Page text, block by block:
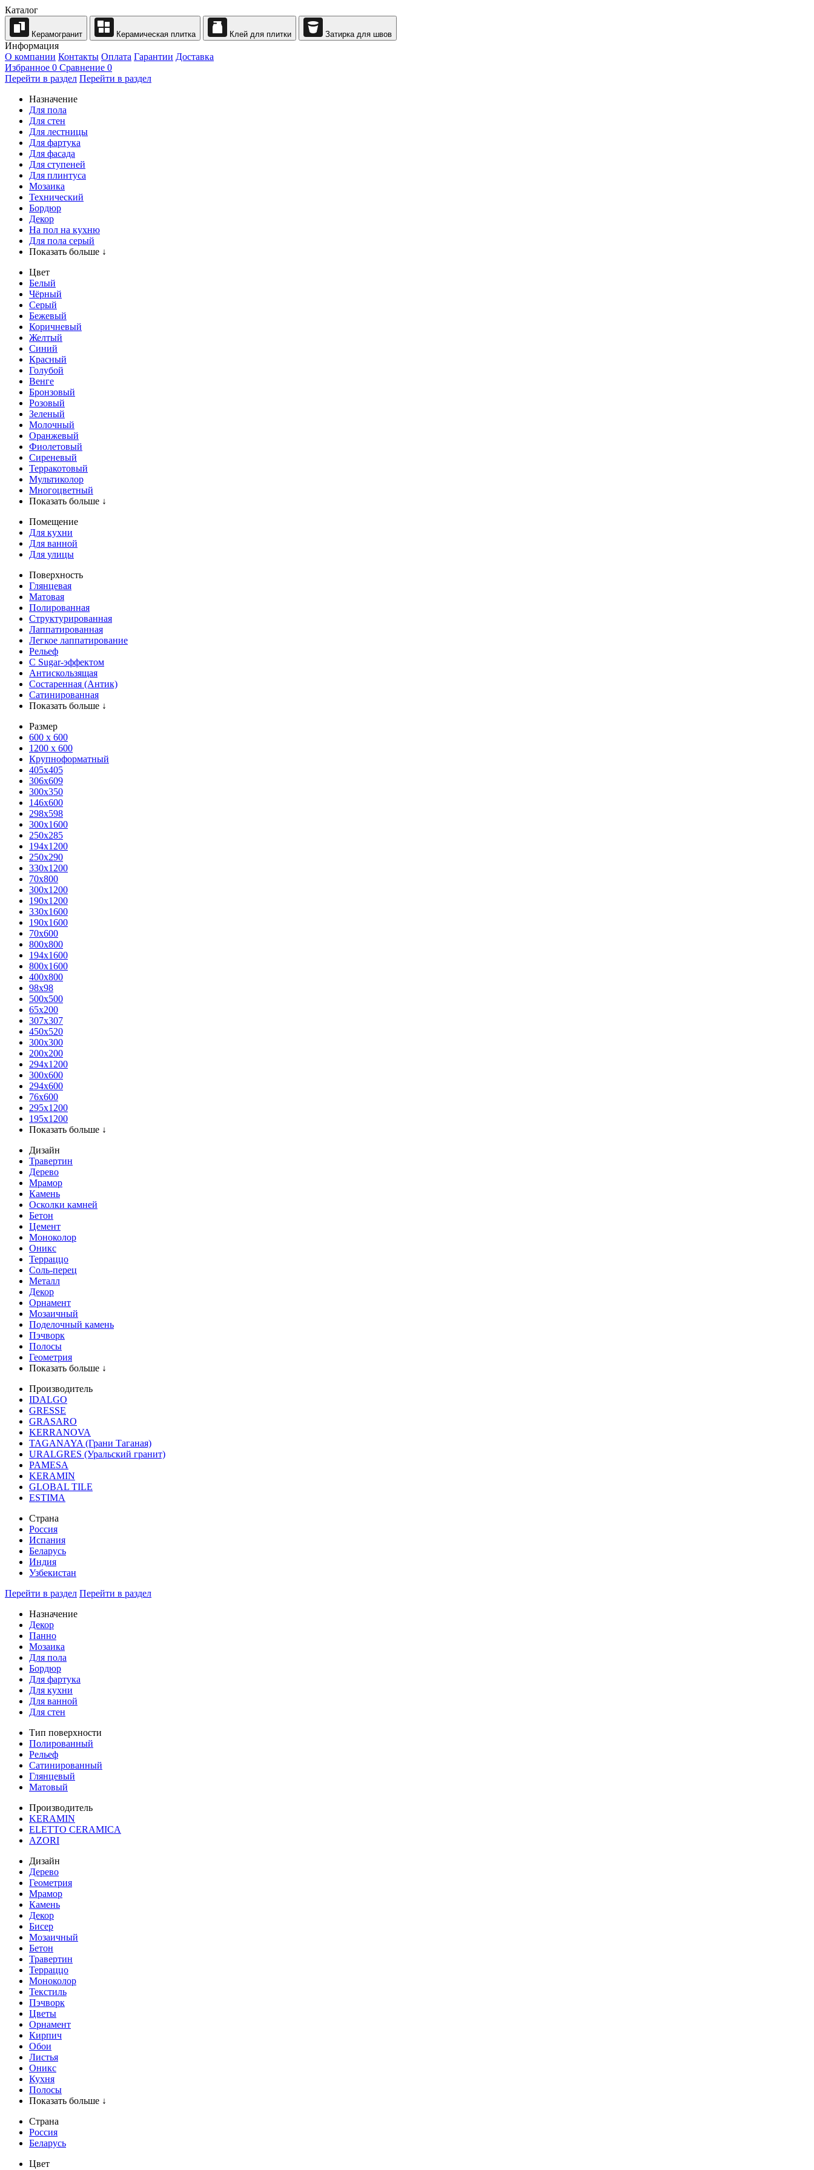
Каталог
Керамогранит Керамическая плитка Клей для плитки Затирка для швов
Информация
О компании Контакты Оплата Гарантии Доставка
Избранное 0 Сравнение 0
Перейти в раздел Перейти в раздел
Назначение
Для пола
Для стен
Для лестницы
Для фартука
Для фасада
Для ступеней
Для плинтуса
Мозаика
Технический
Бордюр
Декор
На пол на кухню
Для пола серый
Показать больше ↓
Цвет
Белый
Чёрный
Серый
Бежевый
Коричневый
Желтый
Синий
Красный
Голубой
Венге
Бронзовый
Розовый
Зеленый
Молочный
Оранжевый
Фиолетовый
Сиреневый
Терракотовый
Мультиколор
Многоцветный
Показать больше ↓
Помещение
Для кухни
Для ванной
Для улицы
Поверхность
Глянцевая
Матовая
Полированная
Структурированная
Лаппатированная
Легкое лаппатирование
Рельеф
С Sugar-эффектом
Антискользящая
Состаренная (Антик)
Сатинированная
Показать больше ↓
Размер
600 х 600
1200 х 600
Крупноформатный
405x405
306x609
300x350
146x600
298x598
300x1600
250x285
194x1200
250x290
330x1200
70x800
300x1200
190x1200
330x1600
190x1600
70x600
800x800
194x1600
800x1600
400х800
98x98
500x500
65x200
307x307
450x520
300x300
200x200
294x1200
300x600
294x600
76х600
295х1200
195х1200
Показать больше ↓
Дизайн
Травертин
Дерево
Мрамор
Камень
Осколки камней
Бетон
Цемент
Моноколор
Оникс
Терраццо
Соль-перец
Металл
Декор
Орнамент
Мозаичный
Поделочный камень
Пэчворк
Полосы
Геометрия
Показать больше ↓
Производитель
IDALGO
GRESSE
GRASARO
KERRANOVA
TAGANAYA (Грани Таганая)
URALGRES (Уральский гранит)
PAMESA
KERAMIN
GLOBAL TILE
ESTIMA
Страна
Россия
Испания
Беларусь
Индия
Узбекистан
Перейти в раздел Перейти в раздел
Назначение
Декор
Панно
Мозаика
Для пола
Бордюр
Для фартука
Для кухни
Для ванной
Для стен
Тип поверхности
Полированный
Рельеф
Сатинированный
Глянцевый
Матовый
Производитель
KERAMIN
ELETTO CERAMICA
AZORI
Дизайн
Дерево
Геометрия
Мрамор
Камень
Декор
Бисер
Мозаичный
Бетон
Травертин
Терраццо
Моноколор
Текстиль
Пэчворк
Цветы
Орнамент
Кирпич
Обои
Листья
Оникс
Кухня
Полосы
Показать больше ↓
Страна
Россия
Беларусь
Цвет